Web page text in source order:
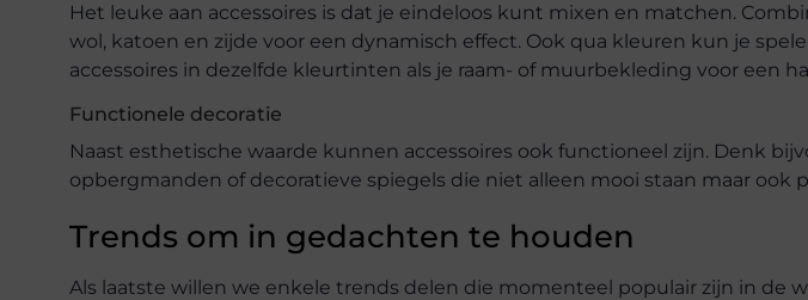
Het leuke aan accessoires is dat je eindeloos kunt mixen en matchen.
wol, katoen en zijde voor een dynamisch effect. Ook qua kleuren kun je
accessoires in dezelfde kleurtinten als je raam- of muurbekleding voor een
Functionele decoratie
Naast esthetische waarde kunnen accessoires ook functioneel zijn. Denk
opbergmanden of decoratieve spiegels die niet alleen mooi staan maar ook
Trends om in gedachten te houden
Als laatste willen we enkele trends delen die momenteel populair zijn in de